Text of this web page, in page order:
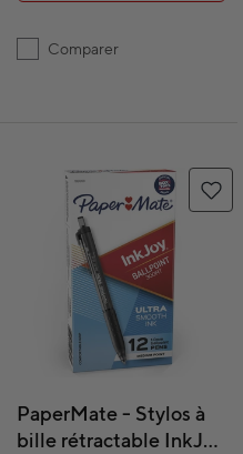
Comparer
PaperMate - Stylos à
bille rétractable InkJoy